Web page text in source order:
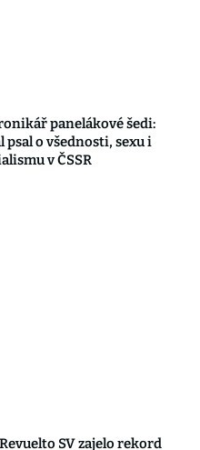
panelákové šedi:
o všednosti, sexu i
v ČSSR
SV zajelo rekord